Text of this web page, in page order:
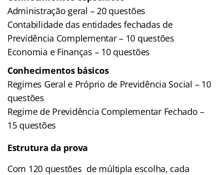
Administração geral – 20 questões
Contabilidade das entidades fechadas de
Previdência Complementar – 10 questões
Economia e Finanças – 10 questões
Conhecimentos básicos
Regimes Geral e Próprio de Previdência Social – 10
questões
Regime de Previdência Complementar Fechado –
15 questões
Estrutura da prova
Com 120 questões de múltipla escolha, cada